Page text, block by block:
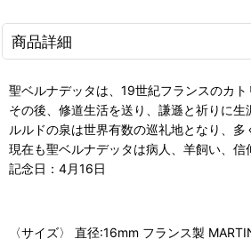
商品詳細
聖ベルナデッタは、19世紀フランスのカ
その後、修道生活を送り、謙遜と祈りに生
ルルドの泉は世界有数の巡礼地となり、多
現在も聖ベルナデッタは病人、羊飼い、
記念日：4月16日
〈サイズ〉 直径:16mm フランス製